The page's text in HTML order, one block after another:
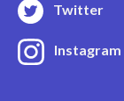
Twitter
Instagram